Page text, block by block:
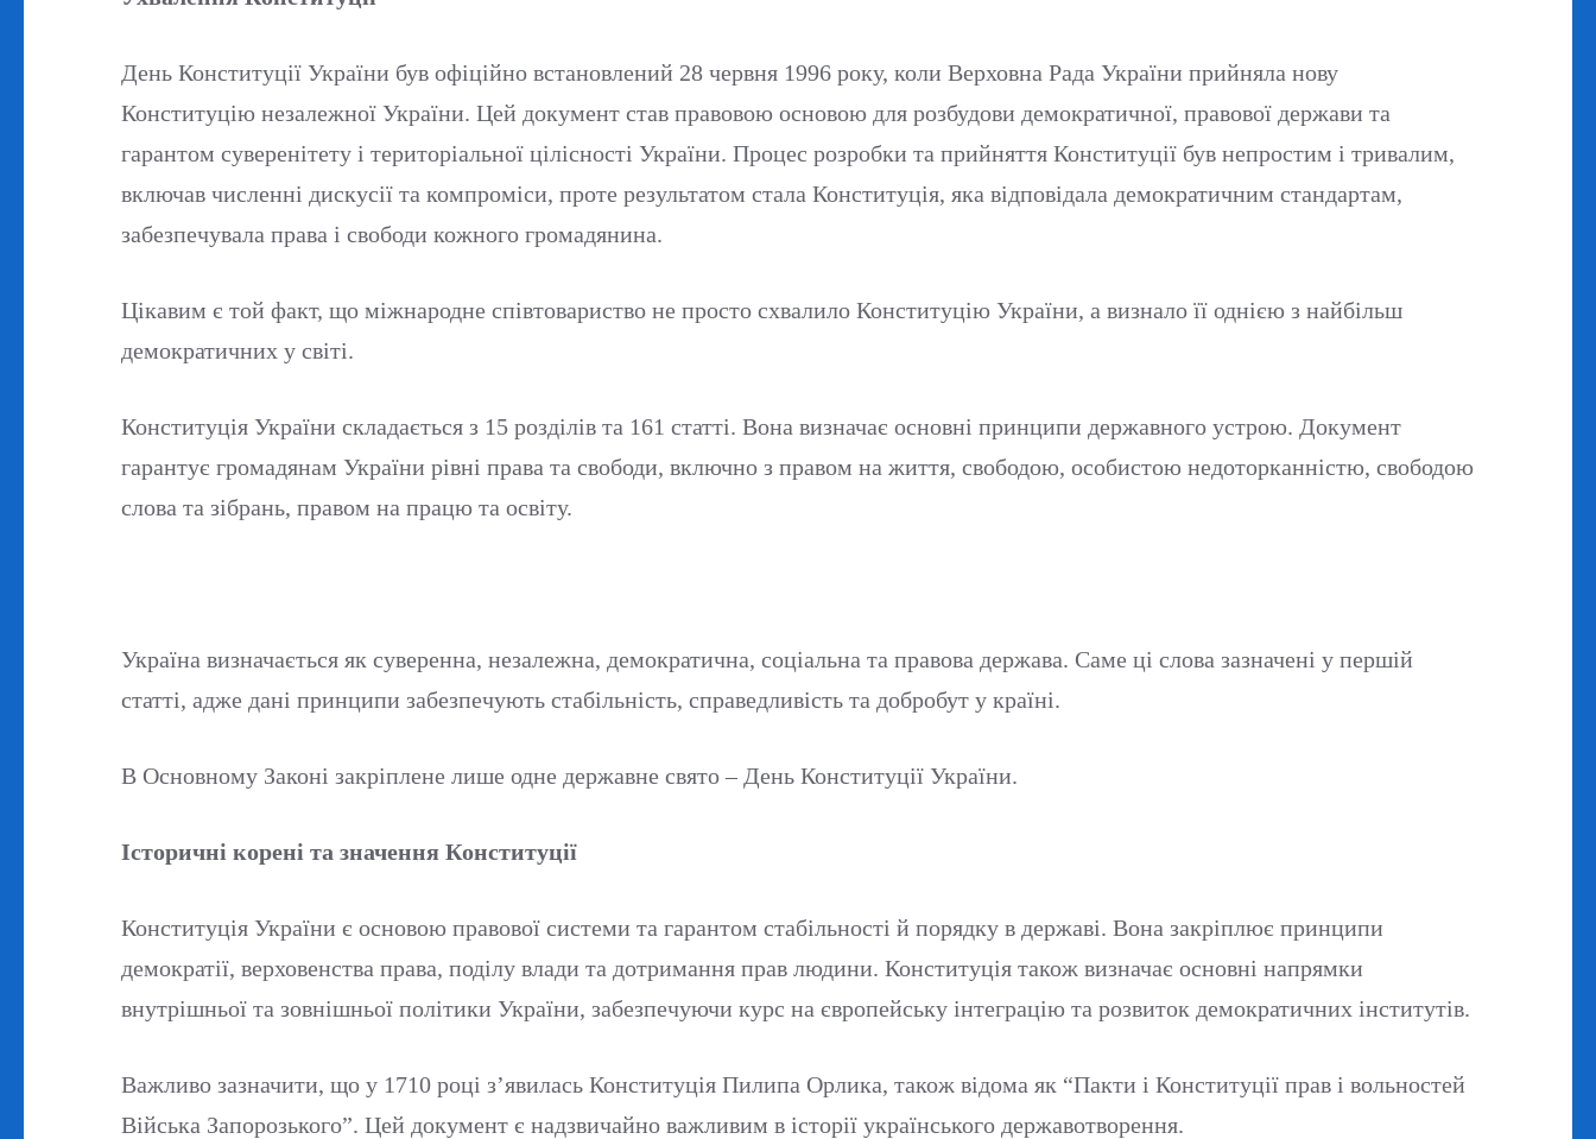
День Конституції України був офіційно встановлений 28 червня 1996 року, коли Верховна Рада України прийняла нову
Конституцію незалежної України. Цей документ став правовою основою для розбудови демократичної, правової держави та
гарантом суверенітету і територіальної цілісності України. Процес розробки та прийняття Конституції був непростим і тривалим,
включав численні дискусії та компроміси, проте результатом стала Конституція, яка відповідала демократичним стандартам,
забезпечувала права і свободи кожного громадянина.
Цікавим є той факт, що міжнародне співтовариство не просто схвалило Конституцію України, а визнало її однією з найбільш
демократичних у світі.
Конституція України складається з 15 розділів та 161 статті. Вона визначає основні принципи державного устрою. Документ
гарантує громадянам України рівні права та свободи, включно з правом на життя, свободою, особистою недоторканністю, свободою
слова та зібрань, правом на працю та освіту.
Україна визначається як суверенна, незалежна, демократична, соціальна та правова держава. Саме ці слова зазначені у першій
статті, адже дані принципи забезпечують стабільність, справедливість та добробут у країні.
В Основному Законі закріплене лише одне державне свято – День Конституції України.
Історичні корені та значення Конституції
Конституція України є основою правової системи та гарантом стабільності й порядку в державі. Вона закріплює принципи
демократії, верховенства права, поділу влади та дотримання прав людини. Конституція також визначає основні напрямки
внутрішньої та зовнішньої політики України, забезпечуючи курс на європейську інтеграцію та розвиток демократичних інститутів.
Важливо зазначити, що у 1710 році з’явилась Конституція Пилипа Орлика, також відома як “Пакти і Конституції прав і вольностей
Війська Запорозького”. Цей документ є надзвичайно важливим в історії українського державотворення.